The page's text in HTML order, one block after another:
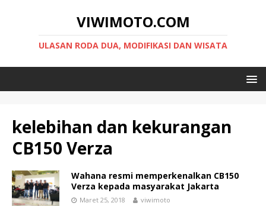
VIWIMOTO.COM
ULASAN RODA DUA, MODIFIKASI DAN WISATA
kelebihan dan kekurangan
CB150 Verza
Wahana resmi memperkenalkan CB150
Verza kepada masyarakat Jakarta
Maret 25, 2018 viwimoto